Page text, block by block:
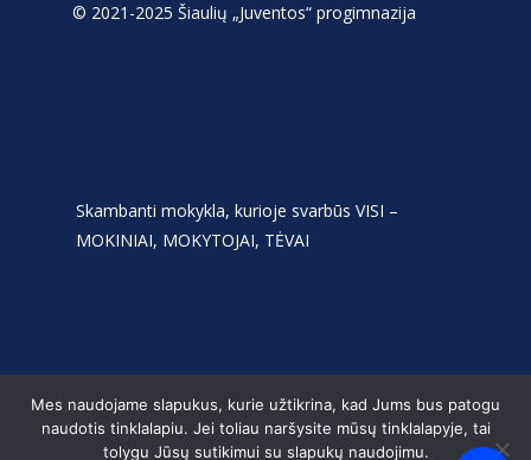
© 2021-2025 Šiaulių „Juventos“ progimnazija
Skambanti mokykla, kurioje svarbūs VISI –
MOKINIAI, MOKYTOJAI, TĖVAI
Mes naudojame slapukus, kurie užtikrina, kad Jums bus patogu
naudotis tinklalapiu. Jei toliau naršysite mūsų tinklalapyje, tai
tolygu Jūsų sutikimui su slapukų naudojimu.